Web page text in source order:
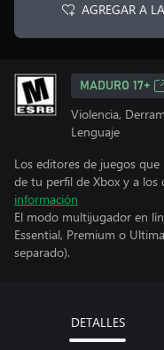
AGREGAR A
MADURO 17+
Violencia,
Lenguaje
Los editores de juegos
de tu perfil de Xbox y a los
información
El modo multijugador en
Essential, Premium o
separado).
DETALLES